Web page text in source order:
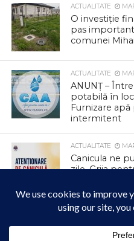
ACTUALITATE
O investiție
pas
comunei
ACTUALITATE
ANUNȚ –
potabilă în
Furnizare
intermitent
ACTUALITATE
Canicula ne
zile. Grija
ACTUALITATE